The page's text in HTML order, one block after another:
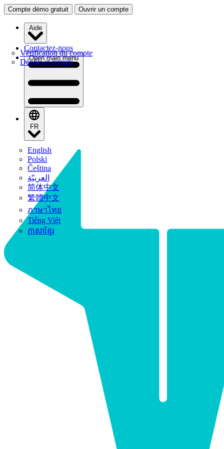
Compte démo gratuit Ouvrir un compte
Aide
Vérification du compte
Dépôts et retraits
Contactez-nous
Open main menu
FR
English
Polski
Čeština
العربيّة
简体中文
繁體中文
ภาษาไทย
Tiếng Việt
ភាសាខ្មែរ